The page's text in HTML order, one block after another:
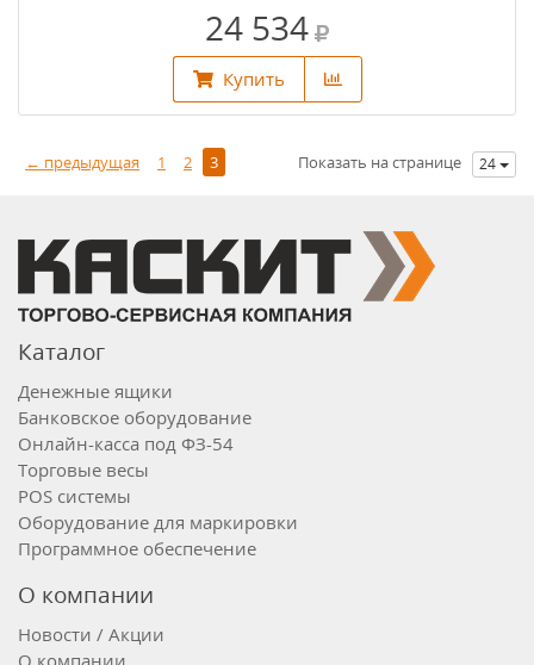
24 534
Купить
← предыдущая 1 2 3 Показать на странице 24
Каталог
Денежные ящики
Банковское оборудование
Онлайн-касса под ФЗ-54
Торговые весы
POS системы
Оборудование для маркировки
Программное обеспечение
О компании
Новости / Акции
О компании